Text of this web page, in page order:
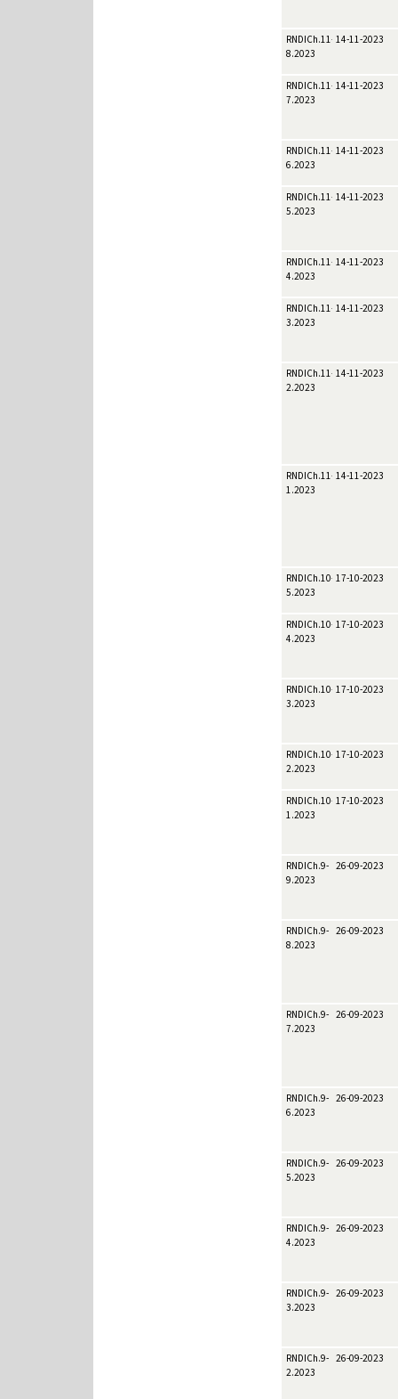
RNDICh.11-
8.2023
14-11-2023
RNDICh.11-
7.2023
14-11-2023
RNDICh.11-
6.2023
14-11-2023
RNDICh.11-
5.2023
14-11-2023
RNDICh.11-
4.2023
14-11-2023
RNDICh.11-
3.2023
14-11-2023
RNDICh.11-
2.2023
14-11-2023
RNDICh.11-
1.2023
14-11-2023
RNDICh.10-
5.2023
17-10-2023
RNDICh.10-
4.2023
17-10-2023
RNDICh.10-
3.2023
17-10-2023
RNDICh.10-
2.2023
17-10-2023
RNDICh.10-
1.2023
17-10-2023
RNDICh.9-
9.2023
26-09-2023
RNDICh.9-
8.2023
26-09-2023
RNDICh.9-
7.2023
26-09-2023
RNDICh.9-
6.2023
26-09-2023
RNDICh.9-
5.2023
26-09-2023
RNDICh.9-
4.2023
26-09-2023
RNDICh.9-
3.2023
26-09-2023
RNDICh.9-
2.2023
26-09-2023